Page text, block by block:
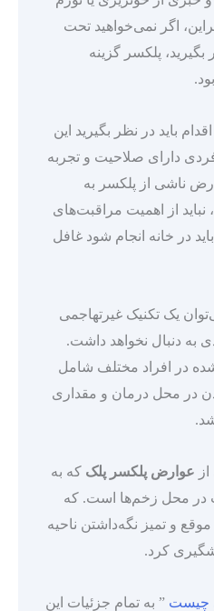
اگر نمی‌خواهید تحت
پلکسر گزینه
باید در نظر بگیرید این
دارای صلاحیت و تجربه
ناشی از پلکسر به
از اهمیت مراقبت‌های
در خانه انجام شود غافل
یک تکنیک غیرتهاجمی
دنبال نخواهد داشت.
در افراد مختلف شامل
در محل درمان و مقداری
عوارض پلکسر پلک که به
در محل زخم‌ها است. که
و تمیز نگه‌داشتن ناحیه
کرد.
چیست ” به تمام جزئیات این